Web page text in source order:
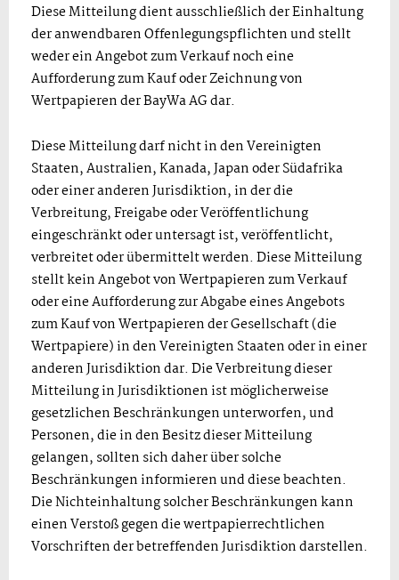
Diese Mitteilung dient ausschließlich der Einhaltung
der anwendbaren Offenlegungspflichten und stellt
weder ein Angebot zum Verkauf noch eine
Aufforderung zum Kauf oder Zeichnung von
Wertpapieren der BayWa AG dar.
Diese Mitteilung darf nicht in den Vereinigten
Staaten, Australien, Kanada, Japan oder Südafrika
oder einer anderen Jurisdiktion, in der die
Verbreitung, Freigabe oder Veröffentlichung
eingeschränkt oder untersagt ist, veröffentlicht,
verbreitet oder übermittelt werden. Diese Mitteilung
stellt kein Angebot von Wertpapieren zum Verkauf
oder eine Aufforderung zur Abgabe eines Angebots
zum Kauf von Wertpapieren der Gesellschaft (die
Wertpapiere) in den Vereinigten Staaten oder in einer
anderen Jurisdiktion dar. Die Verbreitung dieser
Mitteilung in Jurisdiktionen ist möglicherweise
gesetzlichen Beschränkungen unterworfen, und
Personen, die in den Besitz dieser Mitteilung
gelangen, sollten sich daher über solche
Beschränkungen informieren und diese beachten.
Die Nichteinhaltung solcher Beschränkungen kann
einen Verstoß gegen die wertpapierrechtlichen
Vorschriften der betreffenden Jurisdiktion darstellen.